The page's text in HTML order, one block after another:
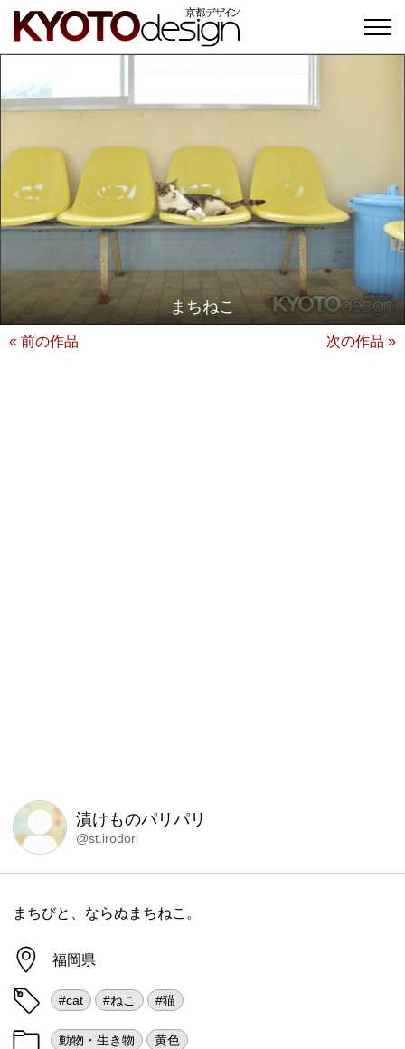
まちねこ
« 前の作品 次の作品 »
漬けものパリパリ
@st.irodori
まちびと、ならぬまちねこ。
福岡県
#cat #ねこ #猫
動物・生き物 黄色